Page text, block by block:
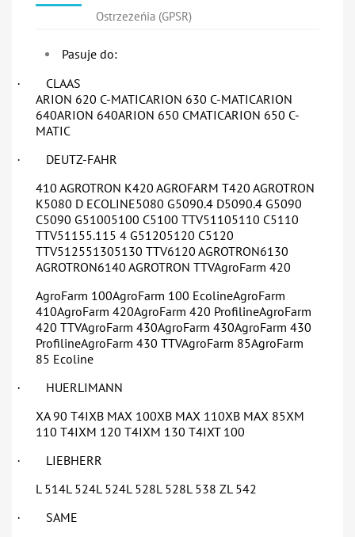
Ostrzeżeńia (GPSR)
Pasuje do:
·
CLAAS
ARION 620 C-MATICARION 630 C-MATICARION
640ARION 640ARION 650 CMATICARION 650 C-
MATIC
·
DEUTZ-FAHR
410 AGROTRON K420 AGROFARM T420 AGROTRON
K5080 D ECOLINE5080 G5090.4 D5090.4 G5090
C5090 G51005100 C5100 TTV51105110 C5110
TTV51155.115 4 G51205120 C5120
TTV512551305130 TTV6120 AGROTRON6130
AGROTRON6140 AGROTRON TTVAgroFarm 420
AgroFarm 100AgroFarm 100 EcolineAgroFarm
410AgroFarm 420AgroFarm 420 ProfilineAgroFarm
420 TTVAgroFarm 430AgroFarm 430AgroFarm 430
ProfilineAgroFarm 430 TTVAgroFarm 85AgroFarm
85 Ecoline
·
HUERLIMANN
XA 90 T4IXB MAX 100XB MAX 110XB MAX 85XM
110 T4IXM 120 T4IXM 130 T4IXT 100
·
LIEBHERR
L 514L 524L 524L 528L 528L 538 ZL 542
·
SAME